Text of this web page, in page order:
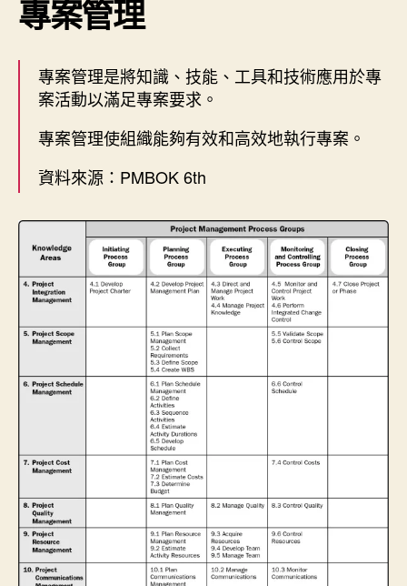
專案管理
專案管理是將知識、技能、工具和技術應用於專
案活動以滿足專案要求。
專案管理使組織能夠有效和高效地執行專案。
資料來源：PMBOK 6th